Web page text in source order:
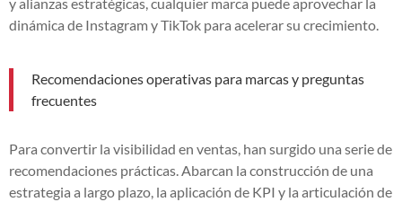
dinámica de Instagram y TikTok para acelerar su crecimiento.
Recomendaciones operativas para marcas y preguntas
frecuentes
Para convertir la visibilidad en ventas, han surgido una serie de
recomendaciones prácticas. Abarcan la construcción de una
estrategia a largo plazo, la aplicación de KPI y la articulación de